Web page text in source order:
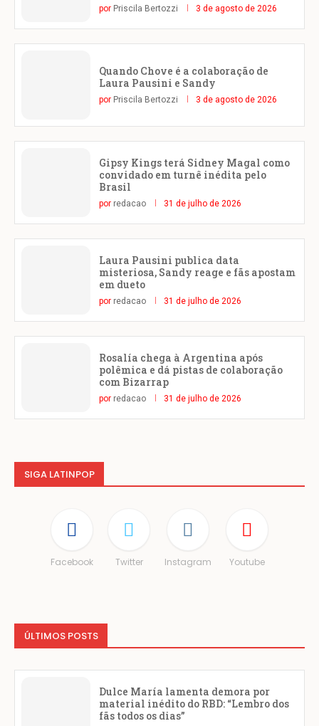
por Priscila Bertozzi 3 de agosto de 2026
Quando Chove é a colaboração de
Laura Pausini e Sandy
por Priscila Bertozzi 3 de agosto de 2026
Gipsy Kings terá Sidney Magal como
convidado em turnê inédita pelo
Brasil
por redacao 31 de julho de 2026
Laura Pausini publica data
misteriosa, Sandy reage e fãs apostam
em dueto
por redacao 31 de julho de 2026
Rosalía chega à Argentina após
polêmica e dá pistas de colaboração
com Bizarrap
por redacao 31 de julho de 2026
SIGA LATINPOP
Facebook Twitter Instagram Youtube
ÚLTIMOS POSTS
Dulce María lamenta demora por
material inédito do RBD: “Lembro dos
fãs todos os dias”